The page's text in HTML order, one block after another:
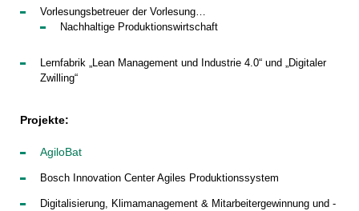
Vorlesungsbetreuer der Vorlesung…
Nachhaltige Produktionswirtschaft
Lernfabrik „Lean Management und Industrie 4.0“ und „Digitaler
Zwilling“
Projekte:
AgiloBat
Bosch Innovation Center Agiles Produktionssystem
Digitalisierung, Klimamanagement & Mitarbeitergewinnung und -